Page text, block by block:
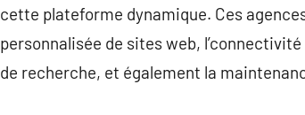
cette plateforme dynamique. Ces
personnalisée de sites web,
de recherche, et également la